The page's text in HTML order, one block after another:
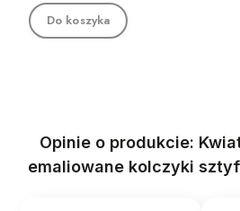
Do koszyka
Opinie o produkcie:
emaliowane kolczyki